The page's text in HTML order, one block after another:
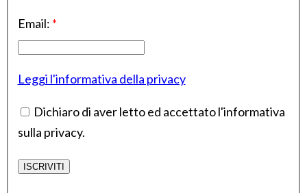
Email: *
Leggi l'informativa della privacy
Dichiaro di aver letto ed accettato l'informativa
sulla privacy.